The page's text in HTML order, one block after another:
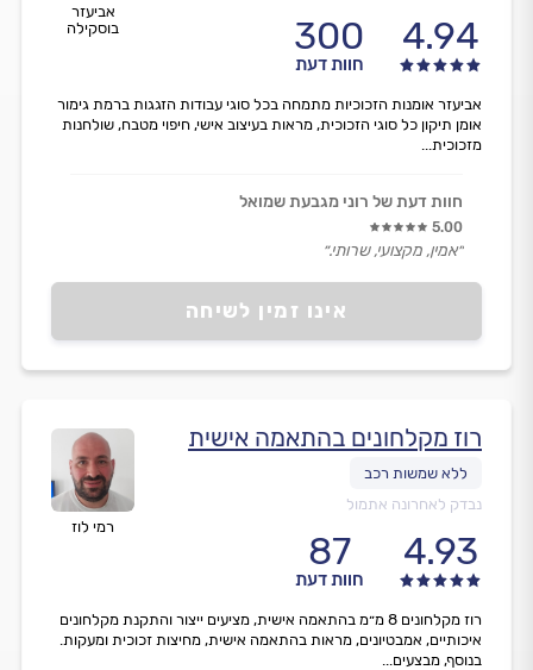
אביעזר
בוסקילה
4.94
300
חוות דעת
אינו זמין לשיחה
אביעזר אומנות הזכוכיות מתמחה בכל סוגי עבודות הזגגות ברמת גימור
אומן תיקון כל סוגי הזכוכית, מראות בעיצוב אישי, חיפוי מטבח, שולחנות
מזכוכית...
חוות דעת של רוני מגבעת שמואל
5.00
״אמין, מקצועי, שרותי.״
רמי לוז
רוז מקלחונים בהתאמה אישית
נבדק לאחרונה אתמול
4.93
87
חוות דעת
רוז מקלחונים 8 מ״מ בהתאמה אישית, מציעים ייצור והתקנת מקלחונים
איכותיים, אמבטיונים, מראות בהתאמה אישית, מחיצות זכוכית ומעקות.
בנוסף, מבצעים...